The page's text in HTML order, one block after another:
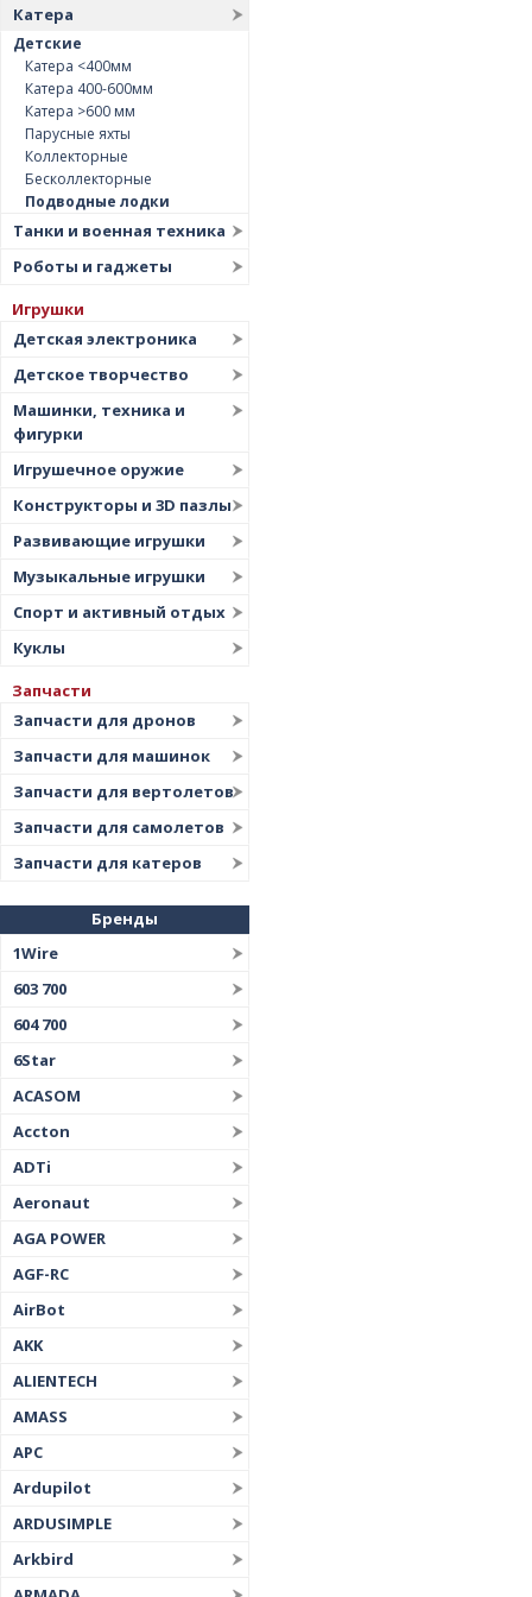
Катера
Детские
Катера <400мм
Катера 400-600мм
Катера >600 мм
Парусные яхты
Коллекторные
Бесколлекторные
Подводные лодки
Танки и военная техника
Роботы и гаджеты
Игрушки
Детская электроника
Детское творчество
Машинки, техника и
фигурки
Игрушечное оружие
Конструкторы и 3D пазлы
Развивающие игрушки
Музыкальные игрушки
Спорт и активный отдых
Куклы
Запчасти
Запчасти для дронов
Запчасти для машинок
Запчасти для вертолетов
Запчасти для самолетов
Запчасти для катеров
Бренды
1Wire
603 700
604 700
6Star
ACASOM
Accton
ADTi
Aeronaut
AGA POWER
AGF-RC
AirBot
AKK
ALIENTECH
AMASS
APC
Ardupilot
ARDUSIMPLE
Arkbird